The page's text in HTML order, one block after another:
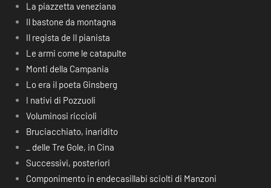
La piazzetta veneziana
Il bastone da montagna
Il regista de Il pianista
Le armi come le catapulte
Monti della Campania
Lo era il poeta Ginsberg
I nativi di Pozzuoli
Voluminosi riccioli
Bruciacchiato, inaridito
_ delle Tre Gole, in Cina
Successivi, posteriori
Componimento in endecasillabi sciolti di Manzoni